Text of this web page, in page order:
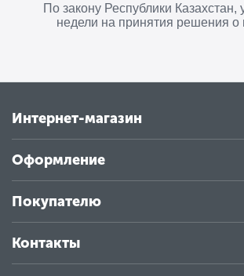
По закону Республики Казахстан,
недели на принятия решения о
Интернет-магазин
Оформление
Покупателю
Контакты